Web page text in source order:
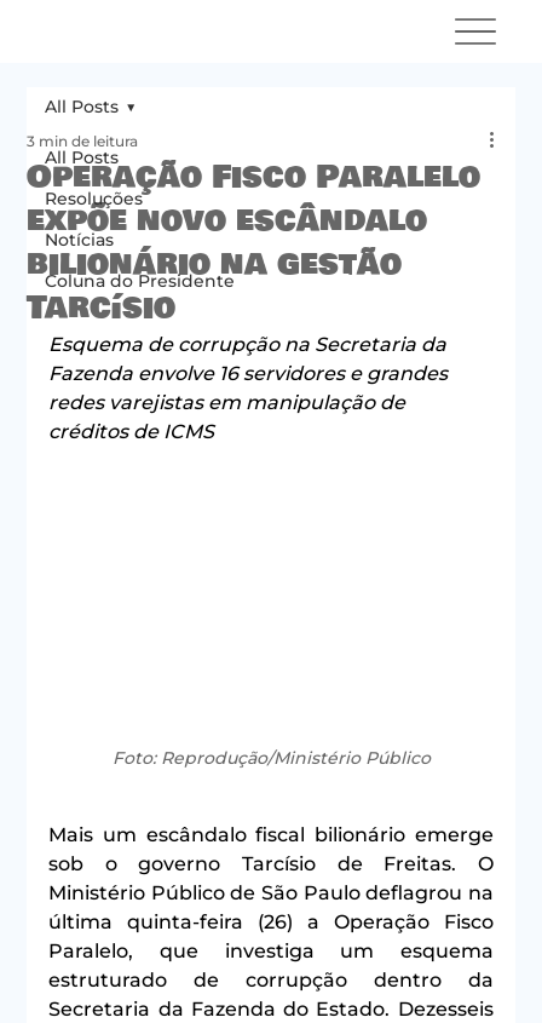
All Posts
Resoluções
Notícias
Coluna do Presidente
All Posts
Operação Fisco Paralelo
expõe novo escândalo
bilionário na gestão
Tarcísio
3 min de leitura
Esquema de corrupção na Secretaria da
Fazenda envolve 16 servidores e grandes
redes varejistas em manipulação de
créditos de ICMS
Foto: Reprodução/Ministério Público
Mais um escândalo fiscal bilionário emerge
sob o governo Tarcísio de Freitas. O
Ministério Público de São Paulo deflagrou na
última quinta-feira (26) a Operação Fisco
Paralelo, que investiga um esquema
estruturado de corrupção dentro da
Secretaria da Fazenda do Estado. Dezesseis